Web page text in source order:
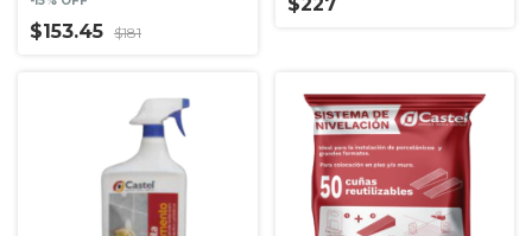
$153.45 $181